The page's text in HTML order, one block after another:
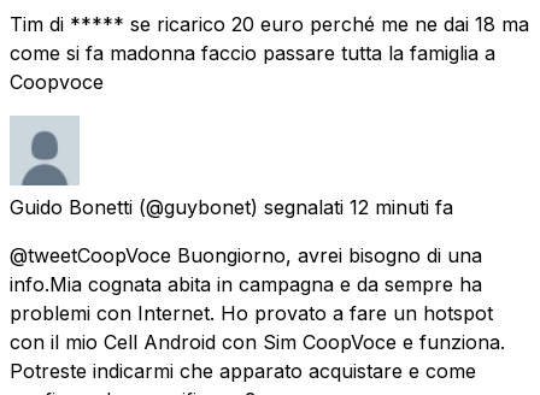
Tim di ***** se ricarico 20 euro perché me ne dai 18 ma
come si fa madonna faccio passare tutta la famiglia a
Coopvoce
Guido Bonetti (@guybonet) segnalati 12 minuti fa
@tweetCoopVoce Buongiorno, avrei bisogno di una
info.Mia cognata abita in campagna e da sempre ha
problemi con Internet. Ho provato a fare un hotspot
con il mio Cell Android con Sim CoopVoce e funziona.
Potreste indicarmi che apparato acquistare e come